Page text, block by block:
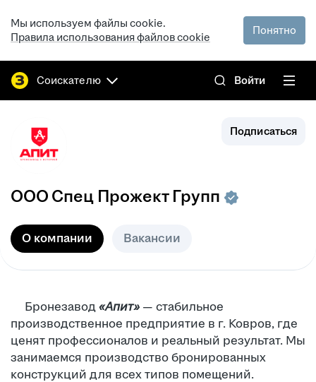
Мы используем файлы cookie.
Правила использования файлов cookie
Понятно
Соискателю Войти
Подписаться
ООО Спец Прожект Групп
О компании Вакансии
Бронезавод «Апит» — стабильное
производственное предприятие в г. Ковров, где
ценят профессионалов и реальный результат. Мы
занимаемся производство бронированных
конструкций для всех типов помещений.